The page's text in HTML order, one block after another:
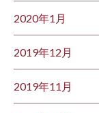
2020年1月
2019年12月
2019年11月